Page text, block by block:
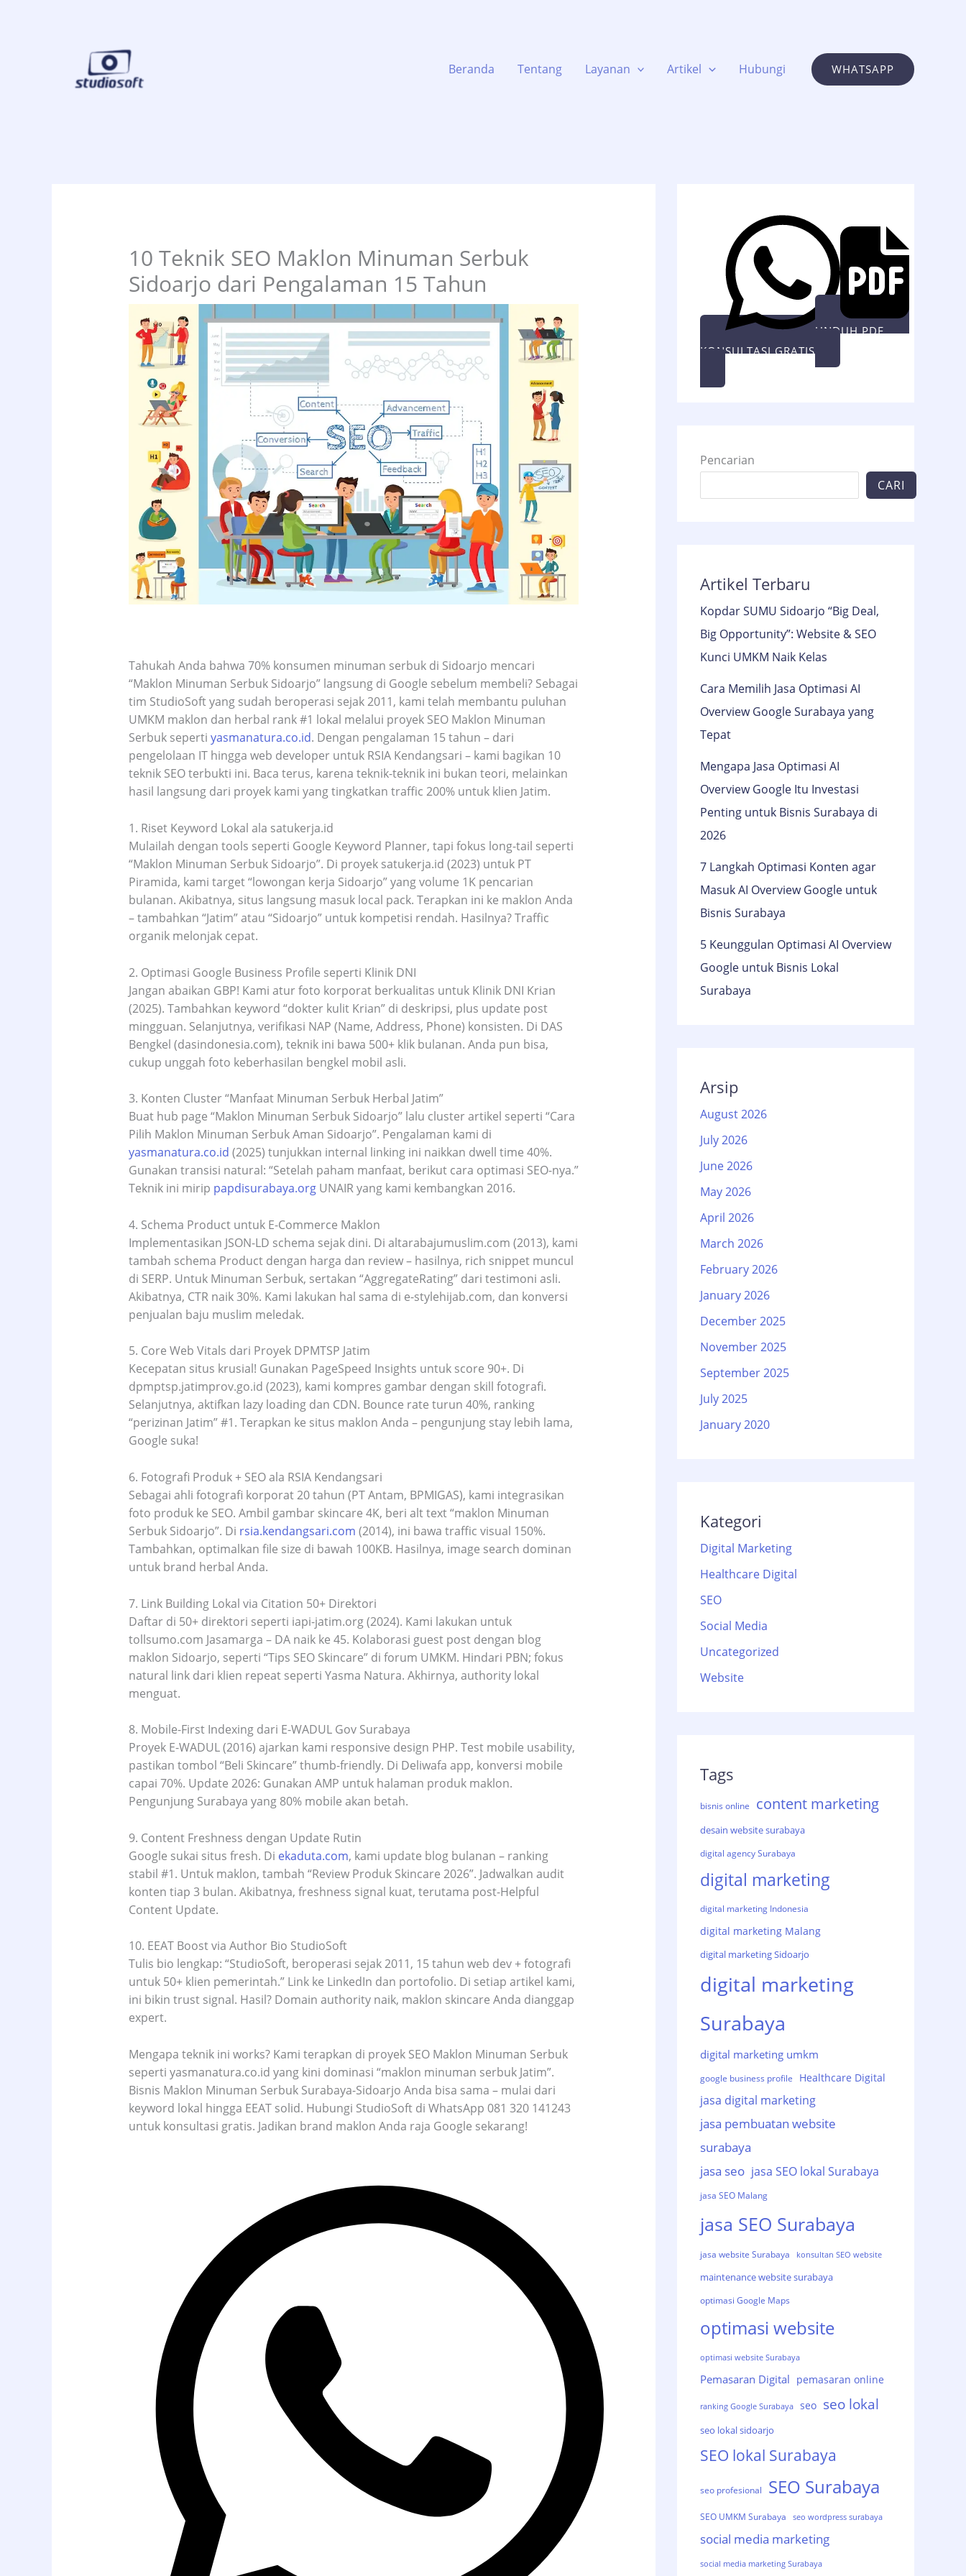
Beranda
Tentang Layanan Artikel Hubungi WHATSAPP
10 Teknik SEO Maklon Minuman Serbuk
Sidoarjo dari Pengalaman 15 Tahun
Tahukah Anda bahwa 70% konsumen minuman serbuk di Sidoarjo mencari
“Maklon Minuman Serbuk Sidoarjo” langsung di Google sebelum membeli? Sebagai
tim StudioSoft yang sudah beroperasi sejak 2011, kami telah membantu puluhan
UMKM maklon dan herbal rank #1 lokal melalui proyek SEO Maklon Minuman
Serbuk seperti yasmanatura.co.id. Dengan pengalaman 15 tahun – dari
pengelolaan IT hingga web developer untuk RSIA Kendangsari – kami bagikan 10
teknik SEO terbukti ini. Baca terus, karena teknik-teknik ini bukan teori, melainkan
hasil langsung dari proyek kami yang tingkatkan traffic 200% untuk klien Jatim.​
1. Riset Keyword Lokal ala satukerja.id
Mulailah dengan tools seperti Google Keyword Planner, tapi fokus long-tail seperti
“Maklon Minuman Serbuk Sidoarjo”. Di proyek satukerja.id (2023) untuk PT
Piramida, kami target “lowongan kerja Sidoarjo” yang volume 1K pencarian
bulanan. Akibatnya, situs langsung masuk local pack. Terapkan ini ke maklon Anda
– tambahkan “Jatim” atau “Sidoarjo” untuk kompetisi rendah. Hasilnya? Traffic
organik melonjak cepat.​
2. Optimasi Google Business Profile seperti Klinik DNI
Jangan abaikan GBP! Kami atur foto korporat berkualitas untuk Klinik DNI Krian
(2025). Tambahkan keyword “dokter kulit Krian” di deskripsi, plus update post
mingguan. Selanjutnya, verifikasi NAP (Name, Address, Phone) konsisten. Di DAS
Bengkel (dasindonesia.com), teknik ini bawa 500+ klik bulanan. Anda pun bisa,
cukup unggah foto keberhasilan bengkel mobil asli.​
3. Konten Cluster “Manfaat Minuman Serbuk Herbal Jatim”
Buat hub page “Maklon Minuman Serbuk Sidoarjo” lalu cluster artikel seperti “Cara
Pilih Maklon Minuman Serbuk Aman Sidoarjo”. Pengalaman kami di
yasmanatura.co.id (2025) tunjukkan internal linking ini naikkan dwell time 40%.
Gunakan transisi natural: “Setelah paham manfaat, berikut cara optimasi SEO-nya.”
Teknik ini mirip papdisurabaya.orgUNAIR yang kami kembangkan 2016.​
4. Schema Product untuk E-Commerce Maklon
Implementasikan JSON-LD schema sejak dini. Di altarabajumuslim.com (2013), kami
tambah schema Product dengan harga dan review – hasilnya, rich snippet muncul
di SERP. Untuk Minuman Serbuk, sertakan “AggregateRating” dari testimoni asli.
Akibatnya, CTR naik 30%. Kami lakukan hal sama di e-stylehijab.com, dan konversi
penjualan baju muslim meledak.​
5. Core Web Vitals dari Proyek DPMTSP Jatim
Kecepatan situs krusial! Gunakan PageSpeed Insights untuk score 90+. Di
dpmptsp.jatimprov.go.id (2023), kami kompres gambar dengan skill fotografi.
Selanjutnya, aktifkan lazy loading dan CDN. Bounce rate turun 40%, ranking
“perizinan Jatim” #1. Terapkan ke situs maklon Anda – pengunjung stay lebih lama,
Google suka!​
6. Fotografi Produk + SEO ala RSIA Kendangsari
Sebagai ahli fotografi korporat 20 tahun (PT Antam, BPMIGAS), kami integrasikan
foto produk ke SEO. Ambil gambar skincare 4K, beri alt text “maklon Minuman
Serbuk Sidoarjo”. Di rsia.kendangsari.com (2014), ini bawa traffic visual 150%.
Tambahkan, optimalkan file size di bawah 100KB. Hasilnya, image search dominan
untuk brand herbal Anda.​
7. Link Building Lokal via Citation 50+ Direktori
Daftar di 50+ direktori seperti iapi-jatim.org (2024). Kami lakukan untuk
tollsumo.com Jasamarga – DA naik ke 45. Kolaborasi guest post dengan blog
maklon Sidoarjo, seperti “Tips SEO Skincare” di forum UMKM. Hindari PBN; fokus
natural link dari klien repeat seperti Yasma Natura. Akhirnya, authority lokal
menguat.​
8. Mobile-First Indexing dari E-WADUL Gov Surabaya
Proyek E-WADUL (2016) ajarkan kami responsive design PHP. Test mobile usability,
pastikan tombol “Beli Skincare” thumb-friendly. Di Deliwafa app, konversi mobile
capai 70%. Update 2026: Gunakan AMP untuk halaman produk maklon.
Pengunjung Surabaya yang 80% mobile akan betah.​
9. Content Freshness dengan Update Rutin
Google sukai situs fresh. Di ekaduta.com, kami update blog bulanan – ranking
stabil #1. Untuk maklon, tambah “Review Produk Skincare 2026”. Jadwalkan audit
konten tiap 3 bulan. Akibatnya, freshness signal kuat, terutama post-Helpful
Content Update.​
10. EEAT Boost via Author Bio StudioSoft
Tulis bio lengkap: “StudioSoft, beroperasi sejak 2011, 15 tahun web dev + fotografi
untuk 50+ klien pemerintah.” Link ke LinkedIn dan portofolio. Di setiap artikel kami,
ini bikin trust signal. Hasil? Domain authority naik, maklon skincare Anda dianggap
expert.​
Mengapa teknik ini works? Kami terapkan di proyek SEO Maklon Minuman Serbuk
seperti yasmanatura.co.id yang kini dominasi “maklon minuman serbuk Jatim”.
Bisnis Maklon Minuman Serbuk Surabaya-Sidoarjo Anda bisa sama – mulai dari
keyword lokal hingga EEAT solid. Hubungi StudioSoft di WhatsApp 081 320 141243
untuk konsultasi gratis. Jadikan brand maklon Anda raja Google sekarang!
KONSULTASI GRATIS
UNDUH PDF
Pencarian
CARI
Artikel Terbaru
Kopdar SUMU Sidoarjo “Big Deal,
Big Opportunity”: Website & SEO
Kunci UMKM Naik Kelas
Cara Memilih Jasa Optimasi AI
Overview Google Surabaya yang
Tepat
Mengapa Jasa Optimasi AI
Overview Google Itu Investasi
Penting untuk Bisnis Surabaya di
2026
7 Langkah Optimasi Konten agar
Masuk AI Overview Google untuk
Bisnis Surabaya
5 Keunggulan Optimasi AI Overview
Google untuk Bisnis Lokal
Surabaya
Arsip
August 2026
July 2026
June 2026
May 2026
April 2026
March 2026
February 2026
January 2026
December 2025
November 2025
September 2025
July 2025
January 2020
Kategori
Digital Marketing
Healthcare Digital
SEO
Social Media
Uncategorized
Website
Tags
bisnis online content marketing
desain website surabaya
digital agency Surabaya
digital marketing
digital marketing Indonesia
digital marketing Malang
digital marketing Sidoarjo
digital marketing
Surabaya
digital marketing umkm
google business profile Healthcare Digital
jasa digital marketing
jasa pembuatan website
surabaya
jasa seo jasa SEO lokal Surabaya
jasa SEO Malang
jasa SEO Surabaya
jasa website Surabaya konsultan SEO website
maintenance website surabaya
optimasi Google Maps
optimasi website
optimasi website Surabaya
Pemasaran Digital pemasaran online
ranking Google Surabaya seo seo lokal
seo lokal sidoarjo
SEO lokal Surabaya
seo profesional SEO Surabaya
SEO UMKM Surabaya seo wordpress surabaya
social media marketing
social media marketing Surabaya